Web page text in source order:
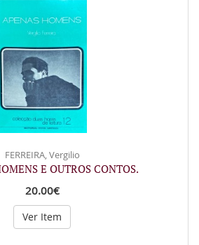
FERREIRA, Vergilio
E OUTROS CONTOS.
20.00€
Ver Item